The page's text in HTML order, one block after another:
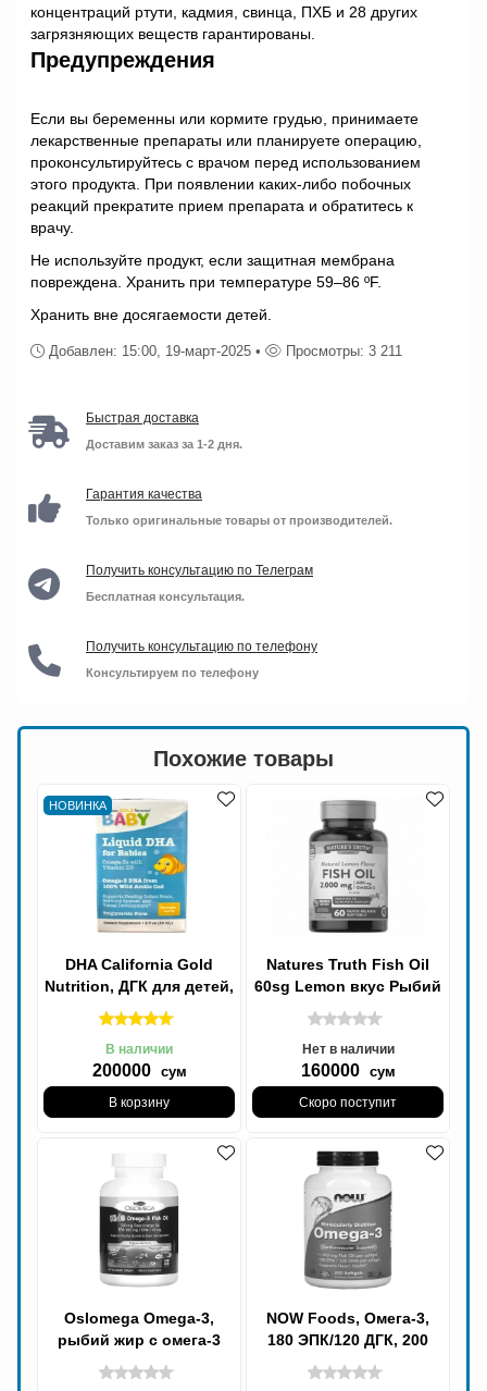
концентраций ртути, кадмия, свинца, ПХБ и 28 других
загрязняющих веществ гарантированы.
Предупреждения
Если вы беременны или кормите грудью, принимаете
лекарственные препараты или планируете операцию,
проконсультируйтесь с врачом перед использованием
этого продукта. При появлении каких-либо побочных
реакций прекратите прием препарата и обратитесь к
врачу.
Не используйте продукт, если защитная мембрана
повреждена. Хранить при температуре 59–86 ºF.
Хранить вне досягаемости детей.
Добавлен: 15:00, 19-март-2025 • Просмотры: 3 211
Быстрая доставка
Доставим заказ за 1-2 дня.
Гарантия качества
Только оригинальные товары от производителей.
Получить консультацию по Телеграм
Бесплатная консультация.
Получить консультацию по телефону
Консультируем по телефону
Похожие товары
НОВИНКА
DHA California Gold
Nutrition, ДГК для детей,
омега-3 с витамином D3,
1050 мг,
В наличии
200000 сум
В корзину
Natures Truth Fish Oil
60sg Lemon вкус Рыбий
жир Omega 3
Нет в наличии
160000 сум
Скоро поступит
Oslomega Omega-3,
рыбий жир с омега-3
для детей, натуральный
клубничный вкус,
NOW Foods, Омега-3,
180 ЭПК/120 ДГК, 200
мягких капсул Omega-3,
Рыбий жир Fish